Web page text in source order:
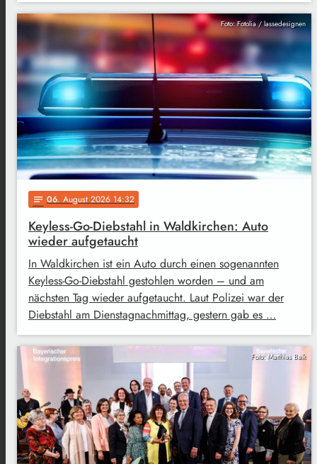
Foto: Fotolia / lassedesignen
notes 06. August 2026 14:32
Keyless-Go-Diebstahl in Waldkirchen: Auto
wieder aufgetaucht
In Waldkirchen ist ein Auto durch einen sogenannten
Keyless-Go-Diebstahl gestohlen worden – und am
nächsten Tag wieder aufgetaucht. Laut Polizei war der
Diebstahl am Dienstagnachmittag, gestern gab es …
Foto: Matthias Balk